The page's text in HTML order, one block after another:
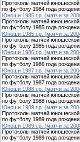
Протоколы матчей
по футболу 1984 года
Юноши 1985 г.р. (матчи за
Протоколы матчей
по футболу 1985 года
Юноши 1985 г.р. (матчи за
Протоколы матчей
по футболу 1985 года
Юноши 1986 г.р. (матчи за
Протоколы матчей
по футболу 1986 года
Юноши 1987 г.р. (матчи за
Протоколы матчей
по футболу 1987 года
Юноши 1988 г.р. (матчи за
Протоколы матчей
по футболу 1988 года
Юноши 1989 г.р. (матчи за
Протоколы матчей
по футболу 1989 года
Юноши 1989 г.р. (матчи за
Протоколы матчей
по футболу 1989 года